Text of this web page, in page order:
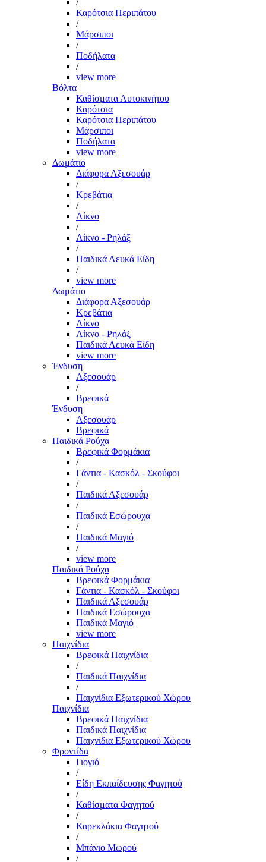
/
Καρότσια Περιπάτου
/
Μάρσιποι
/
Ποδήλατα
/
view more
Βόλτα
Καθίσματα Αυτοκινήτου
Καρότσια
Καρότσια Περιπάτου
Μάρσιποι
Ποδήλατα
view more
Δωμάτιο
Διάφορα Αξεσουάρ
/
Κρεβάτια
/
Λίκνο
/
Λίκνο - Ρηλάξ
/
Παιδικά Λευκά Είδη
/
view more
Δωμάτιο
Διάφορα Αξεσουάρ
Κρεβάτια
Λίκνο
Λίκνο - Ρηλάξ
Παιδικά Λευκά Είδη
view more
Ένδυση
Αξεσουάρ
/
Βρεφικά
Ένδυση
Αξεσουάρ
Βρεφικά
Παιδικά Ρούχα
Βρεφικά Φορμάκια
/
Γάντια - Κασκόλ - Σκούφοι
/
Παιδικά Αξεσουάρ
/
Παιδικά Εσώρουχα
/
Παιδικά Μαγιό
/
view more
Παιδικά Ρούχα
Βρεφικά Φορμάκια
Γάντια - Κασκόλ - Σκούφοι
Παιδικά Αξεσουάρ
Παιδικά Εσώρουχα
Παιδικά Μαγιό
view more
Παιχνίδια
Βρεφικά Παιχνίδια
/
Παιδικά Παιχνίδια
/
Παιχνίδια Εξωτερικού Χώρου
Παιχνίδια
Βρεφικά Παιχνίδια
Παιδικά Παιχνίδια
Παιχνίδια Εξωτερικού Χώρου
Φροντίδα
Γιογιό
/
Είδη Εκπαίδευσης Φαγητού
/
Καθίσματα Φαγητού
/
Καρεκλάκια Φαγητού
/
Μπάνιο Μωρού
/